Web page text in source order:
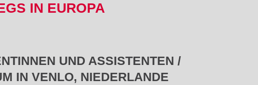
IN EUROPA
UND ASSISTENTEN /
IN VENLO, NIEDERLANDE